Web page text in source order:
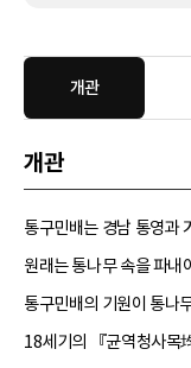
개관
개관
통구민배는 경남 통영과
원래는 통나무 속을 파내
통구민배의 기원이 통나
18세기의 『균역청사목